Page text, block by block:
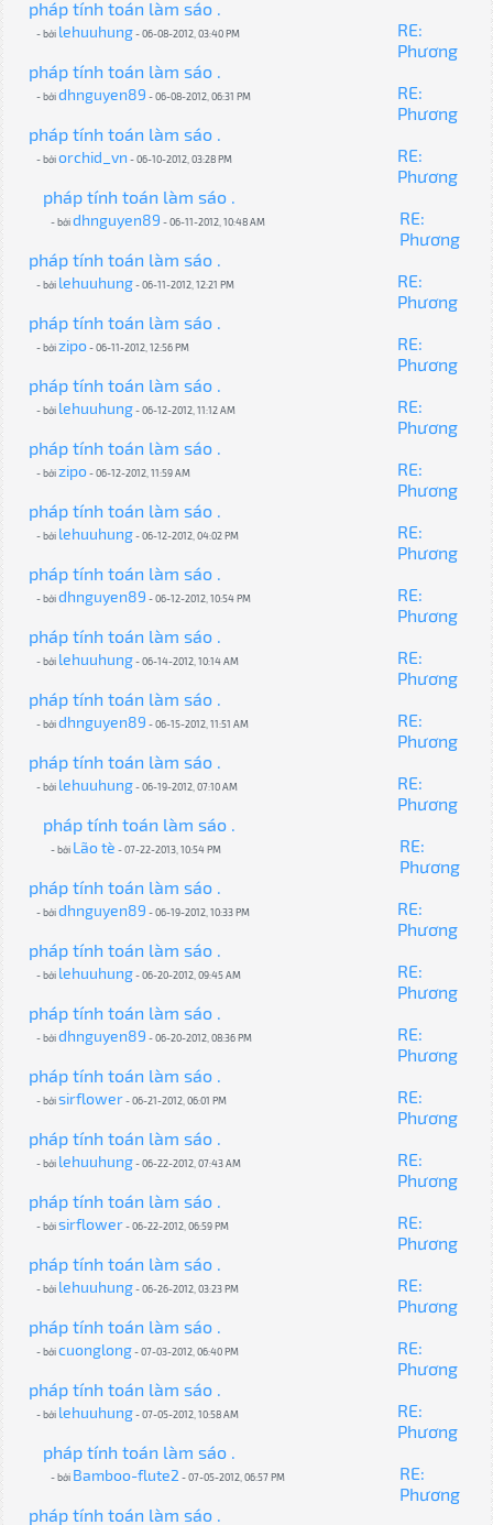
pháp tính toán làm sáo .
- bởi lehuuhung- 06-08-2012, 03:40 PM
RE:
Phương
pháp tính toán làm sáo .
- bởidhnguyen89 - 06-08-2012, 06:31 PM
RE:
Phương
pháp tính toán làm sáo .
- bởiorchid_vn - 06-10-2012, 03:28 PM
RE:
Phương
pháp tính toán làm sáo .
- bởidhnguyen89 - 06-11-2012, 10:48 AM
RE:
Phương
pháp tính toán làm sáo .
- bởi lehuuhung- 06-11-2012, 12:21 PM
RE:
Phương
pháp tính toán làm sáo .
- bởizipo- 06-11-2012, 12:56 PM
RE:
Phương
pháp tính toán làm sáo .
- bởi lehuuhung- 06-12-2012, 11:12 AM
RE:
Phương
pháp tính toán làm sáo .
- bởizipo- 06-12-2012, 11:59 AM
RE:
Phương
pháp tính toán làm sáo .
- bởi lehuuhung- 06-12-2012, 04:02 PM
RE:
Phương
pháp tính toán làm sáo .
- bởidhnguyen89 - 06-12-2012, 10:54 PM
RE:
Phương
pháp tính toán làm sáo .
- bởi lehuuhung- 06-14-2012, 10:14 AM
RE:
Phương
pháp tính toán làm sáo .
- bởidhnguyen89 - 06-15-2012, 11:51 AM
RE:
Phương
pháp tính toán làm sáo .
- bởi lehuuhung- 06-19-2012, 07:10 AM
RE:
Phương
pháp tính toán làm sáo .
- bởi Lão tè - 07-22-2013, 10:54 PM
RE:
Phương
pháp tính toán làm sáo .
- bởidhnguyen89 - 06-19-2012, 10:33 PM
RE:
Phương
pháp tính toán làm sáo .
- bởi lehuuhung- 06-20-2012, 09:45 AM
RE:
Phương
pháp tính toán làm sáo .
- bởidhnguyen89 - 06-20-2012, 08:36 PM
RE:
Phương
pháp tính toán làm sáo .
- bởisirflower- 06-21-2012, 06:01 PM
RE:
Phương
pháp tính toán làm sáo .
- bởi lehuuhung- 06-22-2012, 07:43 AM
RE:
Phương
pháp tính toán làm sáo .
- bởisirflower- 06-22-2012, 06:59 PM
RE:
Phương
pháp tính toán làm sáo .
- bởi lehuuhung- 06-26-2012, 03:23 PM
RE:
Phương
pháp tính toán làm sáo .
- bởicuonglong- 07-03-2012, 06:40 PM
RE:
Phương
pháp tính toán làm sáo .
- bởi lehuuhung- 07-05-2012, 10:58 AM
RE:
Phương
pháp tính toán làm sáo .
- bởi Bamboo-flute2 - 07-05-2012, 06:57 PM
RE:
Phương
pháp tính toán làm sáo .